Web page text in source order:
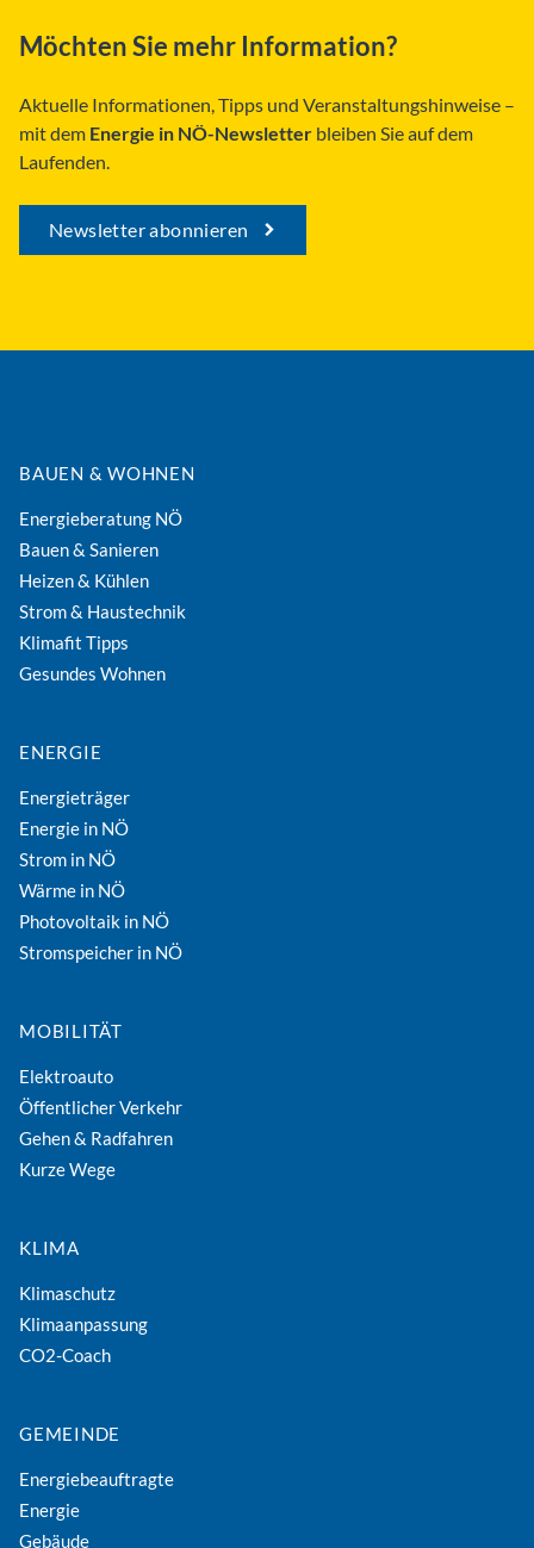
Möchten Sie mehr Information?
Aktuelle Informationen, Tipps und Veranstaltungshinweise –
mit dem Energie in NÖ-Newsletter bleiben Sie auf dem
Laufenden.
Newsletter abonnieren
BAUEN & WOHNEN
Energieberatung NÖ
Bauen & Sanieren
Heizen & Kühlen
Strom & Haustechnik
Klimafit Tipps
Gesundes Wohnen
ENERGIE
Energieträger
Energie in NÖ
Strom in NÖ
Wärme in NÖ
Photovoltaik in NÖ
Stromspeicher in NÖ
MOBILITÄT
Elektroauto
Öffentlicher Verkehr
Gehen & Radfahren
Kurze Wege
KLIMA
Klimaschutz
Klimaanpassung
CO2-Coach
GEMEINDE
Energiebeauftragte
Energie
Gebäude